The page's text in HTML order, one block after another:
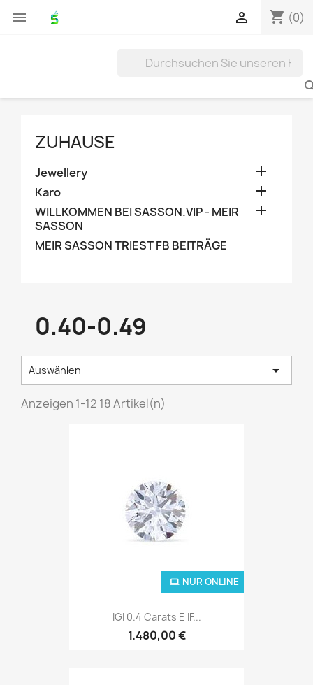
 shopping_cart (0)

ZUHAUSE
Jewellery 
Karo 
WILLKOMMEN BEI SASSON.VIP - MEIR
SASSON

MEIR SASSON TRIEST FB BEITRÄGE
0.40-0.49
Auswählen 
Anzeigen 1-12 18 Artikel(n)
IGI 0.4 Carats E IF...
1.480,00 €
NUR ONLINE